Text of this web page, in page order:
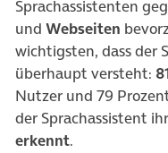
Sprachassistenten
und Webseiten
wichtigsten, dass der
überhaupt versteht:
Nutzer und 79
der Sprachassistent
erkennt.